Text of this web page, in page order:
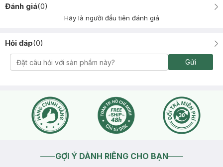
Đánh giá(0)
Hãy là người đầu tiên đánh giá
Hỏi đáp(0)
Gửi
GỢI Ý DÀNH RIÊNG CHO BẠN